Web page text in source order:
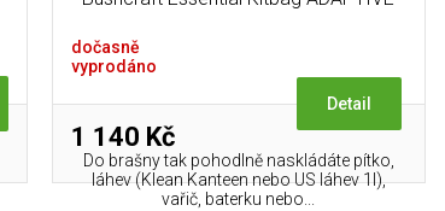
dočasně
vyprodáno
1 140 Kč
Detail
Do brašny tak pohodlně naskládáte pítko,
láhev (Klean Kanteen nebo US láhev 1l),
vařič, baterku nebo...